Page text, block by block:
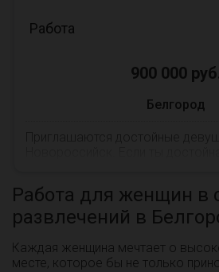
Работа
900 000 руб.
Белгород
Работа для женщин в
развлечений в
Каждая женщина мечтает о
месте, которое бы не только